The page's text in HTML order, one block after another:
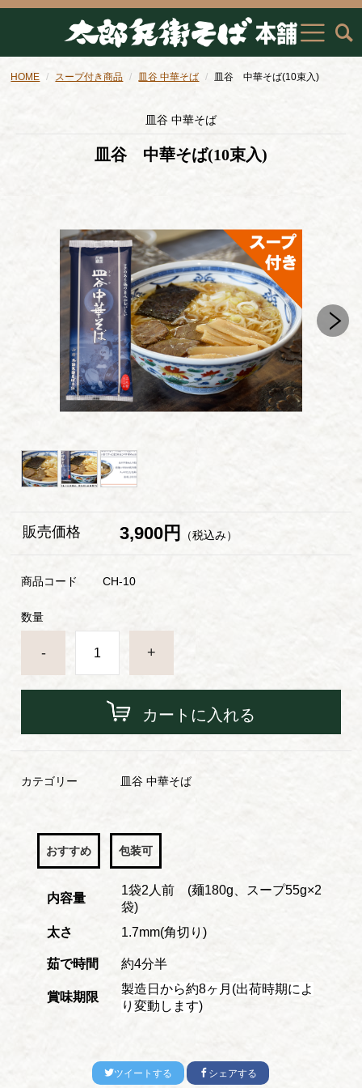
HOME スープ付き商品 皿谷 中華そば 皿谷 中華そば(10束入)
皿谷 中華そば
皿谷 中華そば(10束入)
販売価格 3,900円 （税込み）
商品コード CH-10
数量
- +
カートに入れる
カテゴリー 皿谷 中華そば
おすすめ 包装可
内容量
1袋2人前 (麺180g、スープ55g×2
袋)
太さ
1.7mm(角切り)
茹で時間 約4分半
賞味期限
製造日から約8ヶ月(出荷時期によ
り変動します)
ツイートする シェアする